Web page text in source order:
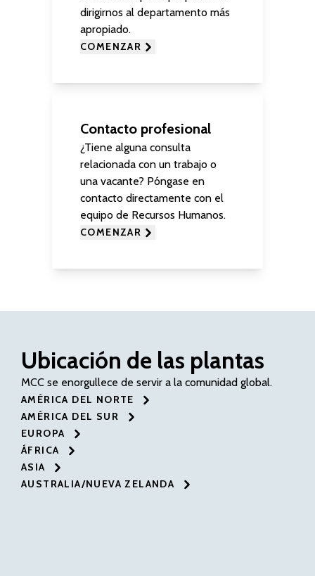
dirigirnos al departamento más
apropiado.
COMENZAR
Contacto profesional
¿Tiene alguna consulta
relacionada con un trabajo o
una vacante? Póngase en
contacto directamente con el
equipo de Recursos Humanos.
COMENZAR
Ubicación de las plantas
MCC se enorgullece de servir a la comunidad global.
AMÉRICA DEL NORTE
AMÉRICA DEL SUR
EUROPA
ÁFRICA
ASIA
AUSTRALIA/NUEVA ZELANDA